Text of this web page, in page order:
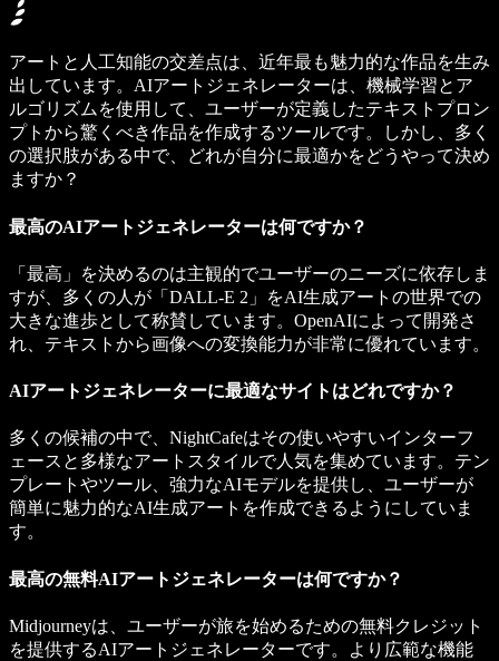
アートと人工知能の交差点は、近年最も魅力的な作品を生み
出しています。AIアートジェネレーターは、機械学習とア
ルゴリズムを使用して、ユーザーが定義したテキストプロン
プトから驚くべき作品を作成するツールです。しかし、多く
の選択肢がある中で、どれが自分に最適かをどうやって決め
ますか？
最高のAIアートジェネレーターは何ですか？
「最高」を決めるのは主観的でユーザーのニーズに依存しま
すが、多くの人が「DALL-E 2」をAI生成アートの世界での
大きな進歩として称賛しています。OpenAIによって開発さ
れ、テキストから画像への変換能力が非常に優れています。
AIアートジェネレーターに最適なサイトはどれですか？
多くの候補の中で、 NightCafeはその使いやすいインターフ
ェースと多様なアートスタイルで人気を集めています。テン
プレートやツール、強力なAIモデルを提供し、ユーザーが
簡単に魅力的なAI生成アートを作成できるようにしていま
す。
最高の無料AIアートジェネレーターは何ですか？
Midjourneyは、ユーザーが旅を始めるための無料クレジット
を提供するAIアートジェネレーターです。より広範な機能